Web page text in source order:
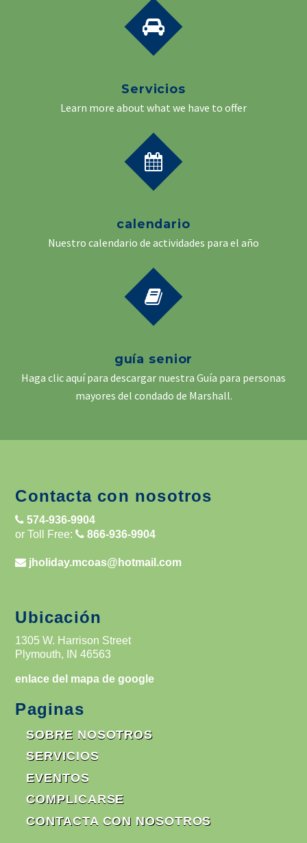
Servicios
Learn more about what we have to offer
calendario
Nuestro calendario de actividades para el año
guía senior
Haga clic aquí para descargar nuestra Guía para personas
mayores del condado de Marshall.
Contacta con nosotros
574-936-9904
or Toll Free:
866-936-9904
jholiday.mcoas@hotmail.com
Ubicación
1305 W. Harrison Street
Plymouth, IN 46563
enlace del mapa de google
Paginas
SOBRE NOSOTROS
SERVICIOS
EVENTOS
COMPLICARSE
CONTACTA CON NOSOTROS